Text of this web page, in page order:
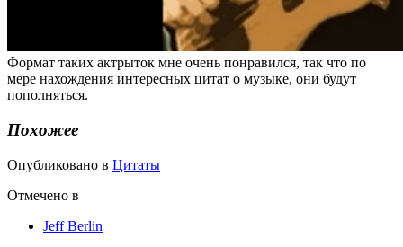
Формат таких актрыток мне очень понравился, так что по
мере нахождения интересных цитат о музыке, они будут
пополняться.
Похожее
Опубликовано в Цитаты
Отмечено в
Jeff Berlin